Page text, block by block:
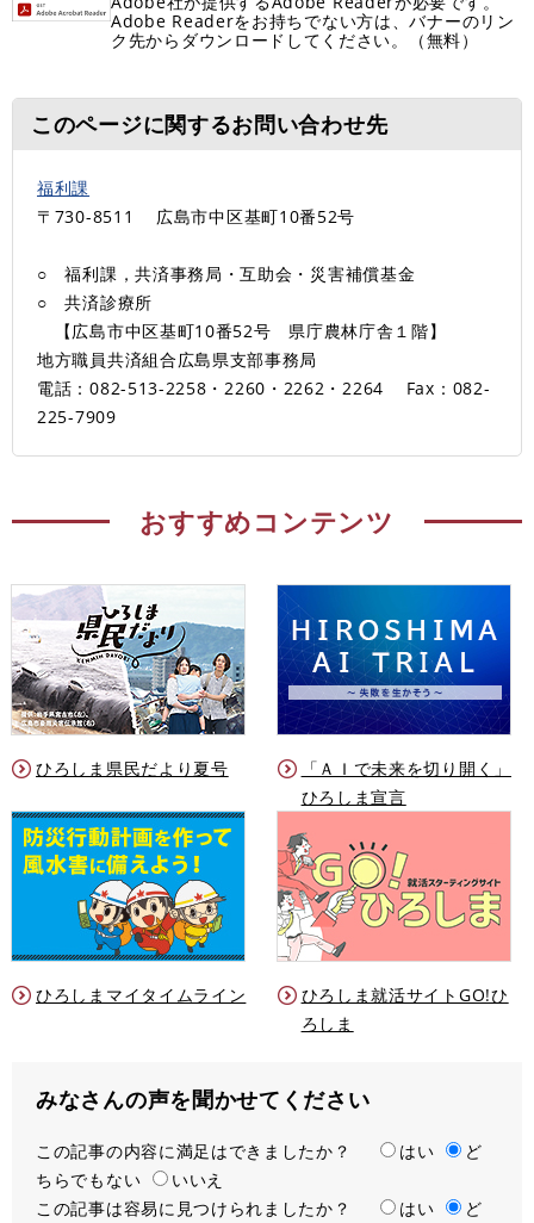
Adobe Readerをお持ちでない方は、バナーのリン
ク先からダウンロードしてください。（無料）
このページに関するお問い合わせ先
福利課
〒730-8511
広島市中区基町10番52号
○ 福利課，共済事務局・互助会・災害補償基金
○ 共済診療所
【広島市中区基町10番52号 県庁農林庁舎１階】
地方職員共済組合広島県支部事務局
電話：082-513-2258・2260・2262・2264
Fax：082-
225-7909
おすすめコンテンツ
ひろしま県民だより夏号
「ＡＩで未来を切り開く」
ひろしま宣言
ひろしまマイタイムライン
ひろしま就活サイトGO!ひ
ろしま
みなさんの声を聞かせてください
満
足
度
この記事の内容に満足はできましたか？ はい
ど
ちらでもない
いいえ
容
この記事は容易に見つけられましたか？ はい
ど